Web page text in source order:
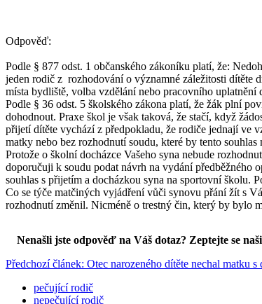
Odpověď:
Podle § 877 odst. 1 občanského zákoníku platí, že:
jeden rodič z rozhodování o významné záležitosti dítěte
místa bydliště, volba vzdělání nebo pracovního
Podle § 36 odst. 5 školského zákona platí, že žák plní
dohodnout. Praxe škol je však taková, že stačí, když
přijetí dítěte vychází z předpokladu, že rodiče jednají ve
matky nebo bez rozhodnutí soudu, které by tento
Protože o školní docházce Vašeho syna nebude
doporučuji k soudu podat návrh na vydání předběžného
souhlas s přijetím a docházkou syna na sportovní školu.
Co se týče matčiných vyjádření vůči synovu přání žít s
rozhodnutí změnil. Nicméně o trestný čin, který by bylo
Nenašli jste odpověď na Váš dotaz? Zeptejte se
Předchozí článek: Otec narozeného dítěte nechal matku
pečující rodič
nepečující rodič